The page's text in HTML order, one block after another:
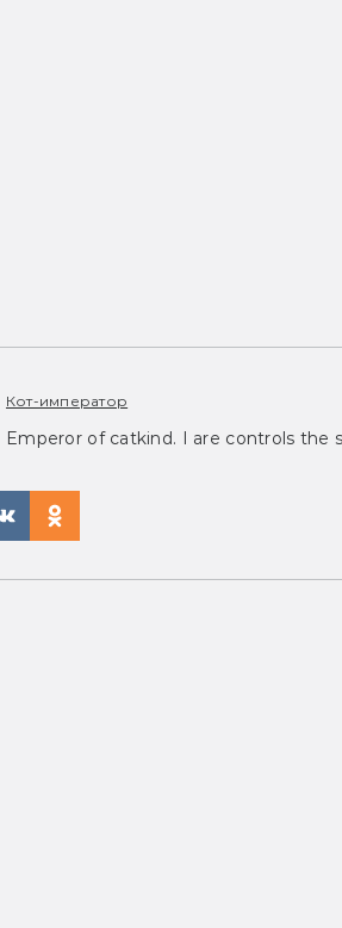
Кот-император
Emperor of catkind. I are controls the